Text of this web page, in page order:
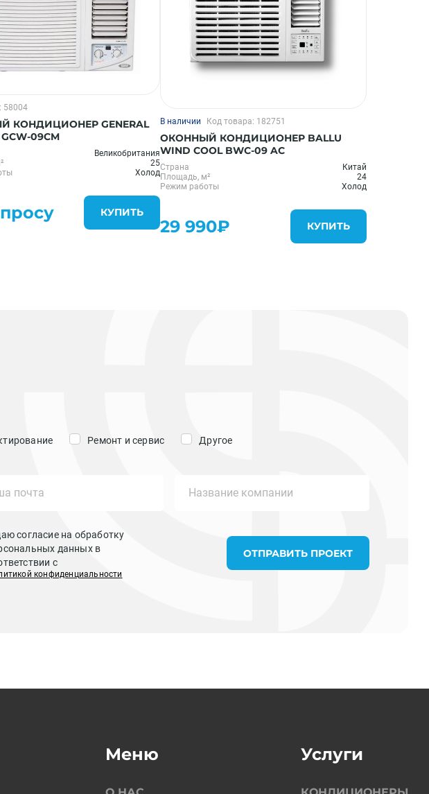
58004
КОНДИЦИОНЕР GENERAL
09CM
Великобритания
25
Холод
КУПИТЬ
В наличии Код товара: 182751
ОКОННЫЙ КОНДИЦИОНЕР BALLU
WIND COOL BWC-09 AC
Страна
Китай
Площадь, м²
24
Режим работы
Холод
29 990₽ КУПИТЬ
Ремонт и сервис Другое
согласие на обработку
данных в
с
конфиденциальности
ОТПРАВИТЬ ПРОЕКТ
Меню Услуги